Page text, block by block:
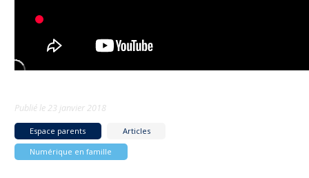
Publié le23 janvier 2018
Espace parents
Articles
Numérique en famille